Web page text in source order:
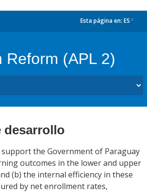
Esta página en: ES
Reform (APL 2)
desarrollo
the Government of Paraguay
outcomes in the lower and upper
(b) the internal efficiency in these
by net enrollment rates,